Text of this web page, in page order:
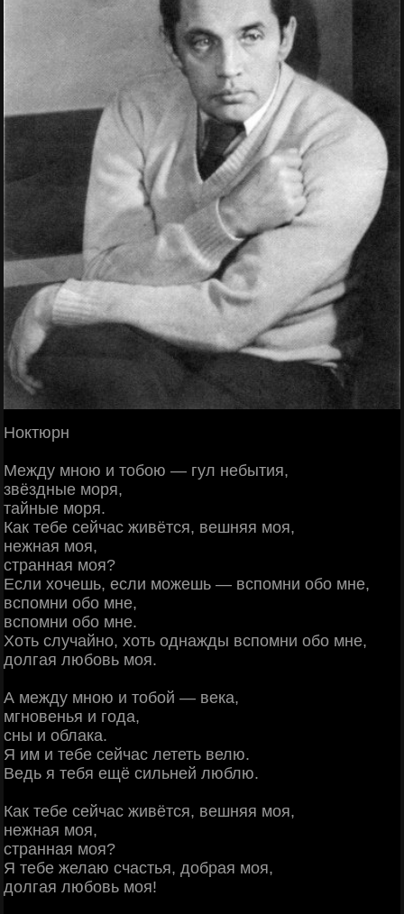
Ноктюрн
Между мною и тобою — гул небытия,
звёздные моря,
тайные моря.
Как тебе сейчас живётся, вешняя моя,
нежная моя,
странная моя?
Если хочешь, если можешь — вспомни обо мне,
вспомни обо мне,
вспомни обо мне.
Хоть случайно, хоть однажды вспомни обо мне,
долгая любовь моя.
А между мною и тобой — века,
мгновенья и года,
сны и облака.
Я им и тебе сейчас лететь велю.
Ведь я тебя ещё сильней люблю.
Как тебе сейчас живётся, вешняя моя,
нежная моя,
странная моя?
Я тебе желаю счастья, добрая моя,
долгая любовь моя!